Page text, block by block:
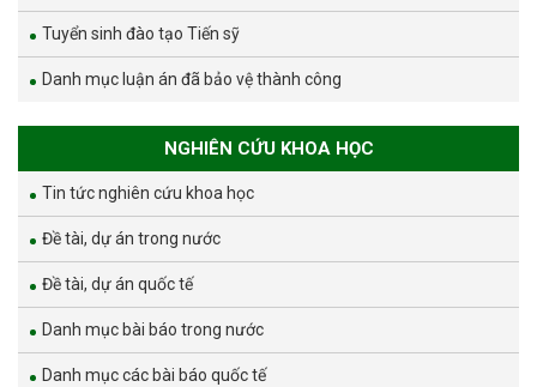
Tuyển sinh đào tạo Tiến sỹ
Danh mục luận án đã bảo vệ thành công
NGHIÊN CỨU KHOA HỌC
Tin tức nghiên cứu khoa học
Đề tài, dự án trong nước
Đề tài, dự án quốc tế
Danh mục bài báo trong nước
Danh mục các bài báo quốc tế